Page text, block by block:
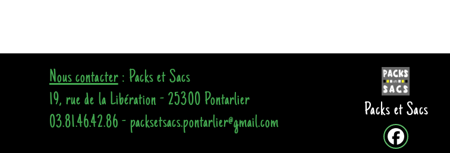
Packs et Sacs
Nous contacter: Packs et Sacs
19, rue de la Libération - 25300 Pontarlier
03.81.46.42.86 - packsetsacs.pontarlier@gmail.com